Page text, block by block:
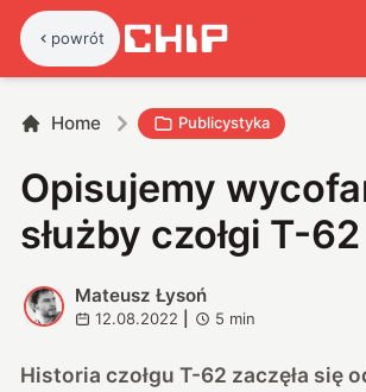
powrót
Home Publicystyka
Opisujemy
służby czołgi T-62
M
Mateusz Łysoń
12.08.2022 5 min
Historia czołgu T-62 zaczęła się